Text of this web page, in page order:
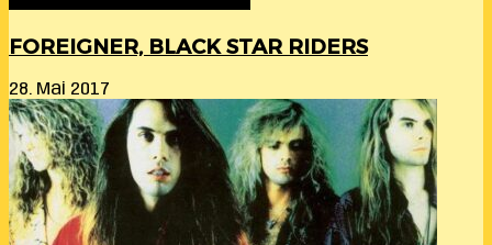
FOREIGNER, BLACK STAR RIDERS
28. Mai 2017